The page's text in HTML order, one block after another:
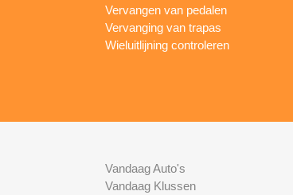
Vervangen van pedalen
Vervanging van trapas
Wieluitlijning controleren
Vandaag Auto's
Vandaag Klussen